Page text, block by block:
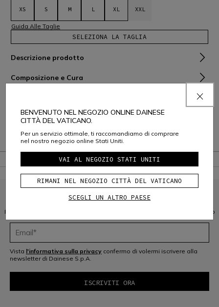
XS S M L XL XXL
Guida Alle Taglie
SELEZIONA LA TAGLIA
Descrizione prodotto
Composizione e Cura
Assistenza Clienti
Garanzia
ISCRIVITI ALLA COMMUNITY
Iscriviti alla newsletter e ottieni il 10% di sconto sul tuo prossimo acquisto
Vista l'informativa sulla privacy confermo di volermi iscrivere alla
newsletter di Dainese S.p.A.
BENVENUTO NEL NEGOZIO ONLINE DAINESE
CITTÀ DEL VATICANO.
Per un servizio ottimale, ti raccomandiamo di comprare
nel nostro negozio online Stati Uniti.
VAI AL NEGOZIO STATI UNITI
RIMANI NEL NEGOZIO CITTÀ DEL VATICANO
SCEGLI UN ALTRO PAESE